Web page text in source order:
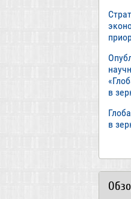
в
в